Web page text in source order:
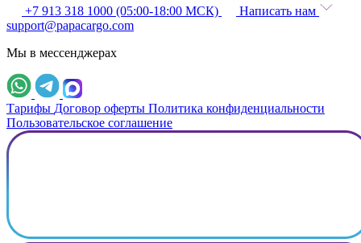
+7 913 318 1000 (05:00-18:00 МСК)
Написать нам
support@papacargo.com
Мы в мессенджерах
Тарифы Договор оферты Политика конфиденциальности
Пользовательское соглашение